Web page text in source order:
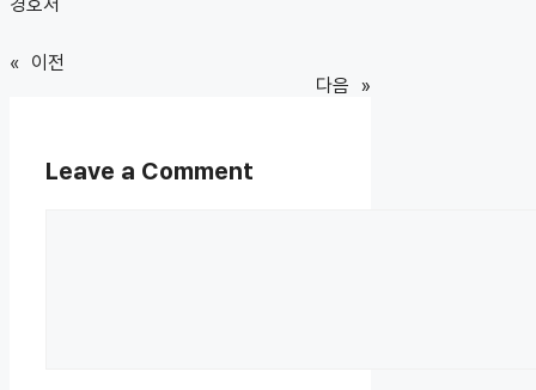
« 이전
다음 »
Leave a Comment